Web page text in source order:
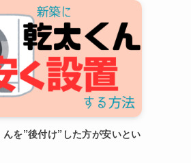
を”後付け”した方が安いとい